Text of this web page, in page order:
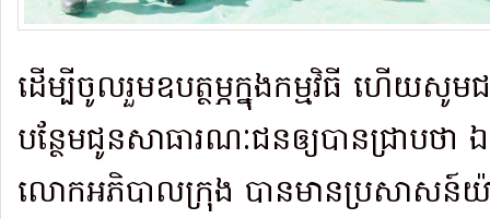
ដើម្បីចូលរួមឧបត្ថម្ភក្នុងកម្មវិធី ហើយសូម
បន្ថែមជូនសាធារណៈជនឲ្យបានជ្រាបថា
លោកអភិបាលក្រុង បានមានប្រសាសន៍យ៉